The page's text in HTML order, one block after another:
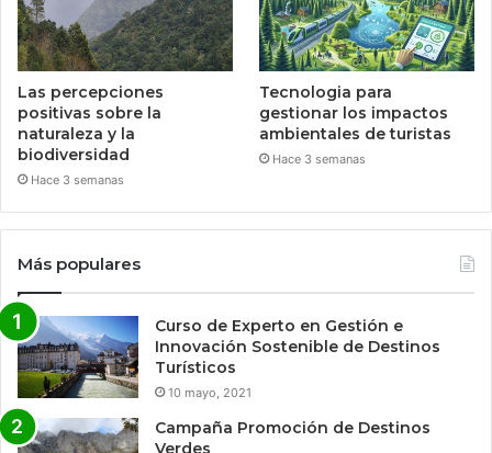
Las percepciones
positivas sobre la
naturaleza y la
biodiversidad
Hace 3 semanas
Tecnologia para
gestionar los impactos
ambientales de turistas
Hace 3 semanas
Más populares
Curso de Experto en Gestión e
Innovación Sostenible de Destinos
Turísticos
10 mayo, 2021
Campaña Promoción de Destinos
Verdes